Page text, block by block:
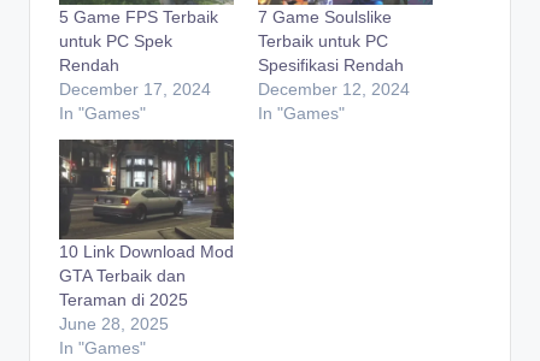
5 Game FPS Terbaik
untuk PC Spek
Rendah
December 17, 2024
In "Games"
7 Game Soulslike
Terbaik untuk PC
Spesifikasi Rendah
December 12, 2024
In "Games"
10 Link Download Mod
GTA Terbaik dan
Teraman di 2025
June 28, 2025
In "Games"